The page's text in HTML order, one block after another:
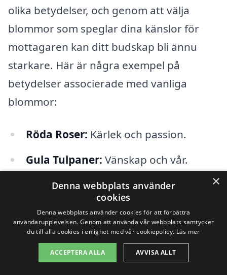
olika betydelser, och genom att välja
blommor som speglar dina känslor för
mottagaren kan ditt budskap bli ännu
starkare. Här är några exempel på
betydelser associerade med vanliga
blommor:
Röda Roser: Kärlek och passion.
Gula Tulpaner: Vänskap och vår.
Vita Liljor:Renhet och oskuld.
Prästkragar:Oskyldighet och renhet.
Solrosor:Glädje och lojalitet.
×
Denna webbplats använder
cookies
Denna webbplats använder cookies för att förbättra
användarupplevelsen. Genom att använda vår webbplats samtycker
du till alla cookies i enlighet med vår cookiepolicy. Läs mer
ACCEPTERA ALLA AVVISA ALLT